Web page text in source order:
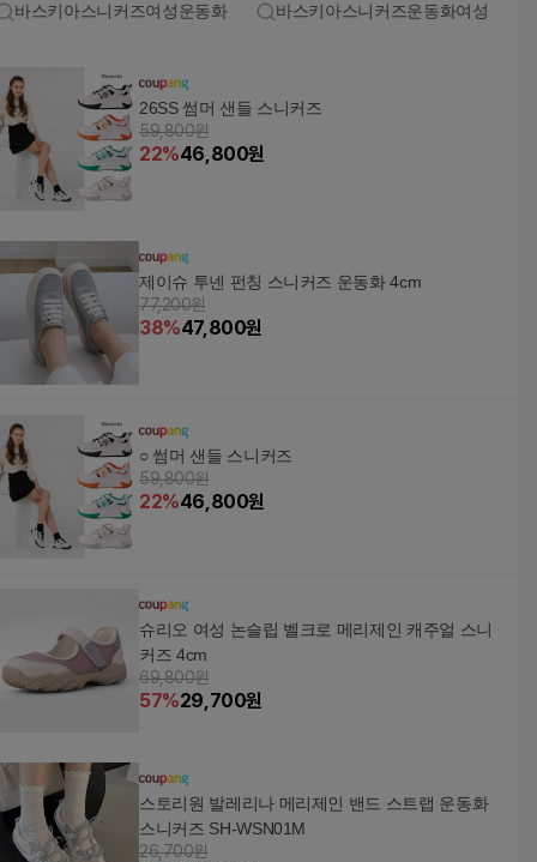
바스키아스니커즈여성운동화 바스키아스니커즈운동화여성
26SS 썸머 샌들 스니커즈
59,800원
22%46,800원
제이슈 투넨 펀칭 스니커즈 운동화 4cm
77,200원
38%47,800원
○ 썸머 샌들 스니커즈
59,800원
22%46,800원
슈리오 여성 논슬립 벨크로 메리제인 캐주얼 스니
커즈 4cm
69,800원
57%29,700원
스토리원 발레리나 메리제인 밴드 스트랩 운동화
스니커즈 SH-WSN01M
26,700원